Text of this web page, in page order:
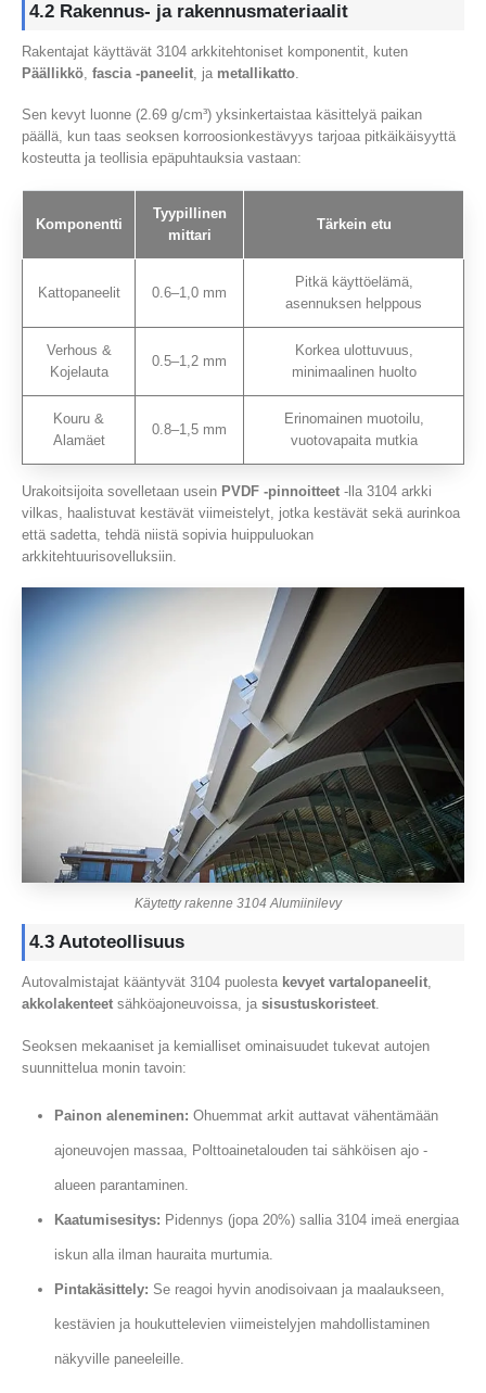
4.2 Rakennus- ja rakennusmateriaalit
Rakentajat käyttävät 3104 arkkitehtoniset komponentit, kuten
Päällikkö fascia -paneelit , ja metallikatto
Sen kevyt luonne (2.69 g/cm³) yksinkertaistaa käsittelyä paikan
päällä, kun taas seoksen korroosionkestävyys tarjoaa pitkäikäisyyttä
kosteutta ja teollisia epäpuhtauksia vastaan:
Komponentti
Tyypillinen
mittari
Tärkein etu
Kattopaneelit 0.6–1,0 mm
Pitkä käyttöelämä,
asennuksen helppous
Verhous &
Kojelauta
0.5–1,2 mm
Korkea ulottuvuus,
minimaalinen huolto
Kouru &
Alamäet
0.8–1,5 mm
Erinomainen muotoilu,
vuotovapaita mutkia
Urakoitsijoita sovelletaan usein PVDF -pinnoitteet -lla 3104 arkki
vilkas, haalistuvat kestävät viimeistelyt, jotka kestävät sekä aurinkoa
että sadetta, tehdä niistä sopivia huippuluokan
arkkitehtuurisovelluksiin.
Käytetty rakenne 3104 Alumiinilevy
4.3 Autoteollisuus
Autovalmistajat kääntyvät 3104 puolesta kevyet vartalopaneelit,
akkolakenteet sähköajoneuvoissa, ja sisustuskoristeet.
Seoksen mekaaniset ja kemialliset ominaisuudet tukevat autojen
suunnittelua monin tavoin:
Painon aleneminen: Ohuemmat arkit auttavat vähentämään
ajoneuvojen massaa, Polttoainetalouden tai sähköisen ajo -
alueen parantaminen.
Kaatumisesitys: Pidennys (jopa 20%) sallia 3104 imeä energiaa
iskun alla ilman hauraita murtumia.
Pintakäsittely: Se reagoi hyvin anodisoivaan ja maalaukseen,
kestävien ja houkuttelevien viimeistelyjen mahdollistaminen
näkyville paneeleille.